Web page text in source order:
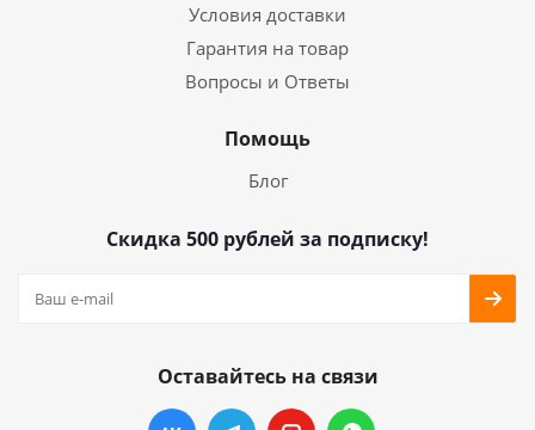
Условия доставки
Гарантия на товар
Вопросы и Ответы
Помощь
Блог
Скидка 500 рублей за подписку!
Оставайтесь на связи